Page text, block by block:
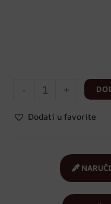
- +
Dodati u favorite